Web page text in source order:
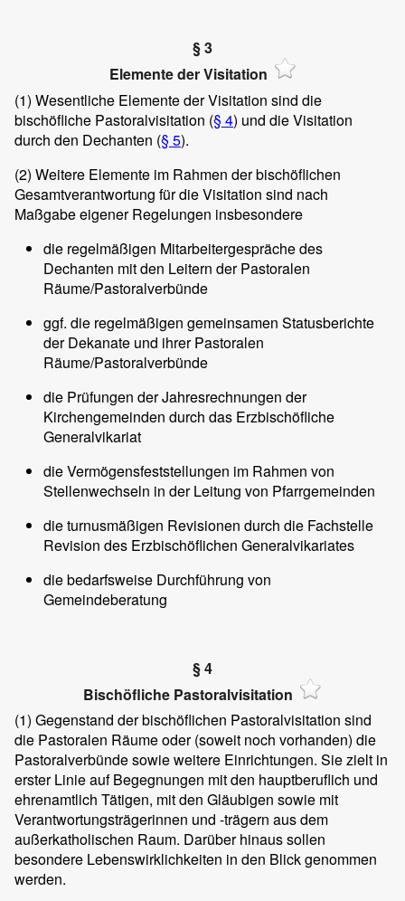
§ 3
Elemente der Visitation
(1) Wesentliche Elemente der Visitation sind die
bischöfliche Pastoralvisitation (§ 4) und die Visitation
durch den Dechanten (§ 5).
(2) Weitere Elemente im Rahmen der bischöflichen
Gesamtverantwortung für die Visitation sind nach
Maßgabe eigener Regelungen insbesondere
die regelmäßigen Mitarbeitergespräche des
Dechanten mit den Leitern der Pastoralen
Räume/Pastoralverbünde
ggf. die regelmäßigen gemeinsamen Statusberichte
der Dekanate und ihrer Pastoralen
Räume/Pastoralverbünde
die Prüfungen der Jahresrechnungen der
Kirchengemeinden durch das Erzbischöfliche
Generalvikariat
die Vermögensfeststellungen im Rahmen von
Stellenwechseln in der Leitung von Pfarrgemeinden
die turnusmäßigen Revisionen durch die Fachstelle
Revision des Erzbischöflichen Generalvikariates
die bedarfsweise Durchführung von
Gemeindeberatung
§ 4
Bischöfliche Pastoralvisitation
(1) Gegenstand der bischöflichen Pastoralvisitation sind
die Pastoralen Räume oder (soweit noch vorhanden) die
Pastoralverbünde sowie weitere Einrichtungen. Sie zielt in
erster Linie auf Begegnungen mit den hauptberuflich und
ehrenamtlich Tätigen, mit den Gläubigen sowie mit
Verantwortungsträgerinnen und -trägern aus dem
außerkatholischen Raum. Darüber hinaus sollen
besondere Lebenswirklichkeiten in den Blick genommen
werden.